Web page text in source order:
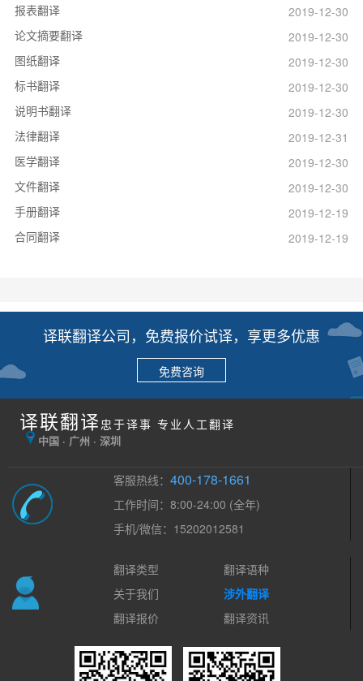
报表翻译
2019-12-30
论文摘要翻译
2019-12-30
图纸翻译
2019-12-30
标书翻译
2019-12-30
说明书翻译
2019-12-30
法律翻译
2019-12-31
医学翻译
2019-12-30
文件翻译
2019-12-30
手册翻译
2019-12-19
合同翻译
2019-12-19
译联翻译公司，免费报价试译，享更多优惠
免费咨询
译联翻译 忠于译事 专业人工翻译
中国 · 广州 · 深圳
客服热线：400-178-1661
工作时间：8:00-24:00 (全年)
手机/微信：15202012581
翻译类型
翻译语种
关于我们
涉外翻译
翻译报价
翻译资讯